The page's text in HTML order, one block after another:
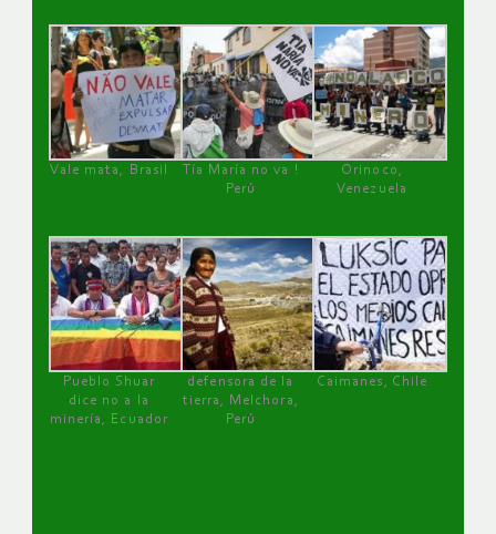
Vale mata, Brasil
Tía María no va !
Perú
Orinoco,
Venezuela
Pueblo Shuar
dice no a la
minería, Ecuador
defensora de la
tierra, Melchora,
Perú
Caimanes, Chile